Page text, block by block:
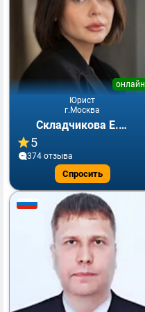
Юрист
онлайн
г.Москва
Складчикова Е.Ю.
5
374 отзывa
Спросить